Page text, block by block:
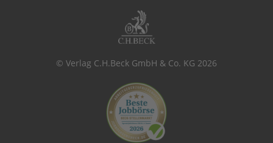
© Verlag C.H.Beck GmbH & Co. KG 2026